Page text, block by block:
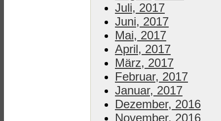
Juli, 2017
Juni, 2017
Mai, 2017
April, 2017
März, 2017
Februar, 2017
Januar, 2017
Dezember, 2016
November, 2016